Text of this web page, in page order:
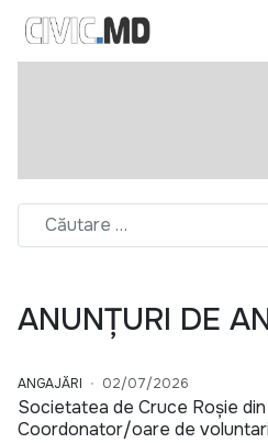
ANUNȚURI DE
ANGAJĂRI 02/07/2026
Societatea de Cruce Roșie
Coordonator/oare de voluntari